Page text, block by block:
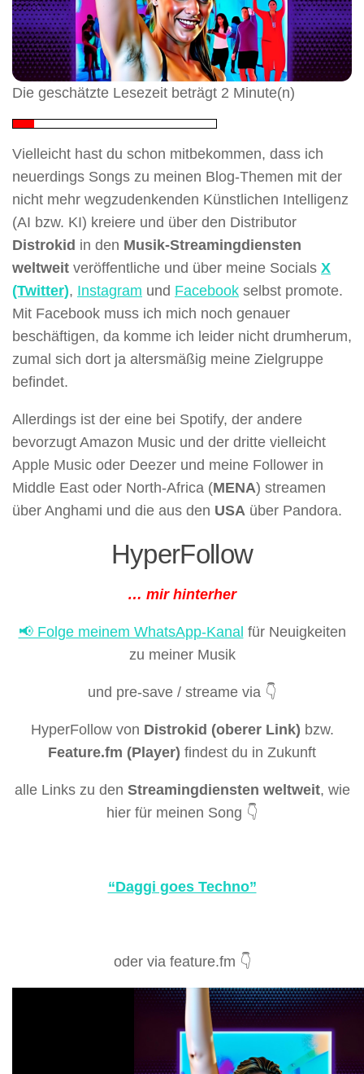
Die geschätzte Lesezeit beträgt 2 Minute(n)
Vielleicht hast du schon mitbekommen, dass ich
neuerdings Songs zu meinen Blog-Themen mit der
nicht mehr wegzudenkenden Künstlichen Intelligenz
(AI bzw. KI) kreiere und über den Distributor
Distrokid in den Musik-Streamingdiensten
weltweit veröffentliche und über meine Socials X
(Twitter), Instagram und Facebook selbst promote.
Mit Facebook muss ich mich noch genauer
beschäftigen, da komme ich leider nicht drumherum,
zumal sich dort ja altersmäßig meine Zielgruppe
befindet.
Allerdings ist der eine bei Spotify, der andere
bevorzugt Amazon Music und der dritte vielleicht
Apple Music oder Deezer und meine Follower in
Middle East oder North-Africa (MENA) streamen
über Anghami und die aus den USA über Pandora.
HyperFollow
… mir hinterher
📢 Folge meinem WhatsApp-Kanal für Neuigkeiten
zu meiner Musik
und pre-save / streame via 👇
HyperFollow von Distrokid (oberer Link) bzw.
Feature.fm (Player) findest du in Zukunft
alle Links zu den Streamingdiensten weltweit, wie
hier für meinen Song 👇
“Daggi goes Techno”
oder via feature.fm 👇